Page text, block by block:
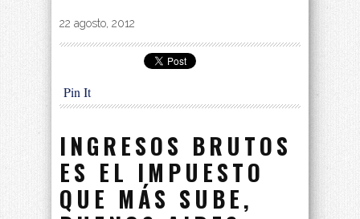
By|
22 agosto, 2012
Pin It
INGRESOS BRUTOS
ES EL IMPUESTO
QUE MÁS SUBE,